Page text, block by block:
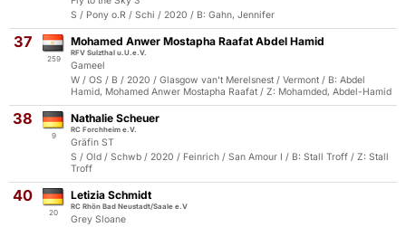
S / Pony o.R / Schi / 2020 / B: Gahn, Jennifer
37
259
Mohamed Anwer Mostapha Raafat Abdel Hamid
RFV Sulzthal u.U.e.V.
Gameel
W / OS / B / 2020 / Glasgow van't Merelsnest / Vermont / B: Abdel
Hamid, Mohamed Anwer Mostapha Raafat / Z: Mohamded, Abdel-Hamid
38
9
Nathalie Scheuer
RC Forchheim e.V.
Gräfin ST
S / Old / Schwb / 2020 / Feinrich / San Amour I / B: Stall Troff / Z: Stall
Troff
40
20
Letizia Schmidt
RC Rhön Bad Neustadt/Saale e.V
Grey Sloane